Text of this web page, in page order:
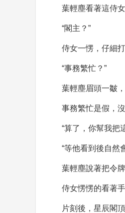
葉輕塵看著這侍
“閣主？”
侍女一愣，仔細
“事務繁忙？”
葉輕塵眉頭一皺
事務繁忙是假，
“算了，你幫我把
“等他看到後自然
葉輕塵說著把令
侍女愣愣的看著
片刻後，星辰閣頂